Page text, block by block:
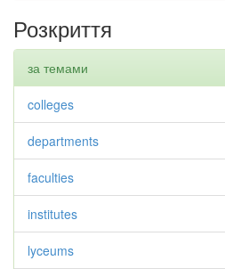
Розкриття
за темами
colleges
departments
faculties
institutes
lyceums